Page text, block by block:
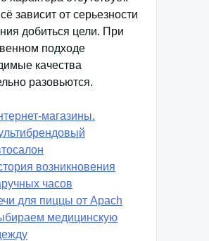
зависит от серьезности
добиться цели. При
подходе
качества
разовьются.
магазины.
возникновения
часов
для пиццы от Apach
медицинскую